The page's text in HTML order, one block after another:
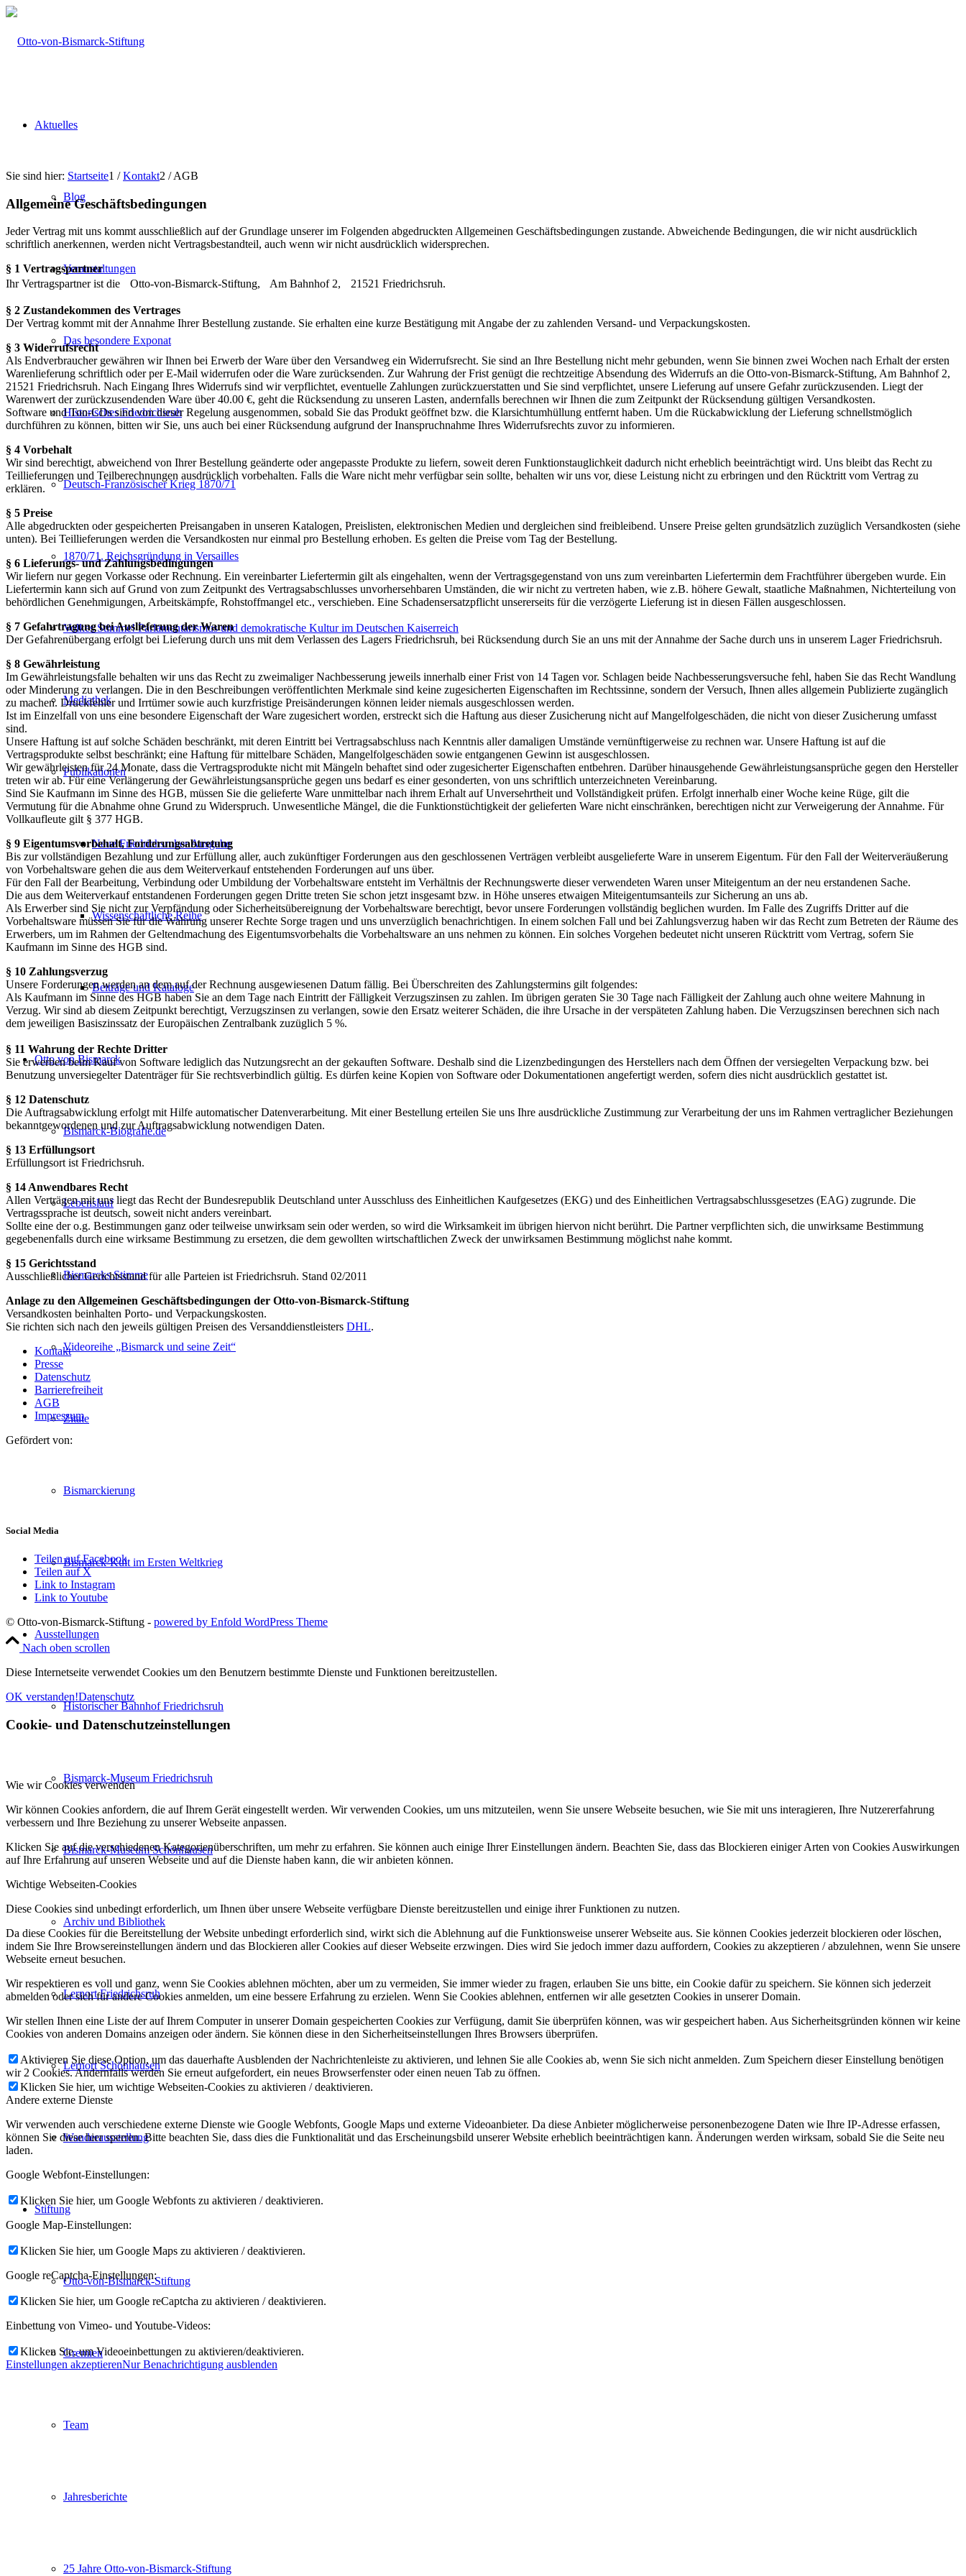
Aktuelles
Blog
Veranstaltungen
Das besondere Exponat
Historisches Friedrichsruh
Deutsch-Französischer Krieg 1870/71
1870/71. Reichsgründung in Versailles
Volkes Stimme! Parlamentarismus und demokratische Kultur im Deutschen Kaiserreich
Mediathek
Publikationen
Neue Friedrichsruher Ausgabe
Wissenschaftliche Reihe
Beiträge und Kataloge
Otto von Bismarck
Bismarck-Biografie.de
Lebenslauf
Bismarcks Stimme
Videoreihe „Bismarck und seine Zeit“
Zitate
Bismarckierung
Bismarck-Kult im Ersten Weltkrieg
Ausstellungen
Historischer Bahnhof Friedrichsruh
Bismarck-Museum Friedrichsruh
Bismarck-Museum Schönhausen
Archiv und Bibliothek
Lernort Friedrichsruh
Lernort Schönhausen
Wanderausstellung
Stiftung
Otto-von-Bismarck-Stiftung
Gremien
Team
Jahresberichte
25 Jahre Otto-von-Bismarck-Stiftung
Sie sind hier: Startseite1 / Kontakt2 / AGB
Allgemeine Geschäftsbedingungen
Jeder Vertrag mit uns kommt ausschließlich auf der Grundlage unserer im Folgenden abgedruckten Allgemeinen Geschäftsbedingungen zustande. Abweichende Bedingungen, die wir nicht ausdrücklich
schriftlich anerkennen, werden nicht Vertragsbestandteil, auch wenn wir nicht ausdrücklich widersprechen.
§ 1 Vertragspartner
Ihr Vertragspartner ist die Otto-von-Bismarck-Stiftung, Am Bahnhof 2, 21521 Friedrichsruh.
§ 2 Zustandekommen des Vertrages
Der Vertrag kommt mit der Annahme Ihrer Bestellung zustande. Sie erhalten eine kurze Bestätigung mit Angabe der zu zahlenden Versand- und Verpackungskosten.
§ 3 Widerrufsrecht
Als Endverbraucher gewähren wir Ihnen bei Erwerb der Ware über den Versandweg ein Widerrufsrecht. Sie sind an Ihre Bestellung nicht mehr gebunden, wenn Sie binnen zwei Wochen nach Erhalt der ersten
Warenlieferung schriftlich oder per E-Mail widerrufen oder die Ware zurücksenden. Zur Wahrung der Frist genügt die rechtzeitige Absendung des Widerrufs an die Otto-von-Bismarck-Stiftung, Am Bahnhof 2,
21521 Friedrichsruh. Nach Eingang Ihres Widerrufs sind wir verpflichtet, eventuelle Zahlungen zurückzuerstatten und Sie sind verpflichtet, unsere Lieferung auf unsere Gefahr zurückzusenden. Liegt der
Warenwert der zurückzusendenden Ware über 40.00 €, geht die Rücksendung zu unseren Lasten, andernfalls berechnen wir Ihnen die zum Zeitpunkt der Rücksendung gültigen Versandkosten.
Software und Ton-CDs sind von dieser Regelung ausgenommen, sobald Sie das Produkt geöffnet bzw. die Klarsichtumhüllung entfernt haben. Um die Rückabwicklung der Lieferung schnellstmöglich
durchführen zu können, bitten wir Sie, uns auch bei einer Rücksendung aufgrund der Inanspruchnahme Ihres Widerrufsrechts zuvor zu informieren.
§ 4 Vorbehalt
Wir sind berechtigt, abweichend von Ihrer Bestellung geänderte oder angepasste Produkte zu liefern, soweit deren Funktionstauglichkeit dadurch nicht erheblich beeinträchtigt wird. Uns bleibt das Recht zu
Teillieferungen und Teilberechnungen ausdrücklich vorbehalten. Falls die Ware nicht mehr verfügbar sein sollte, behalten wir uns vor, diese Leistung nicht zu erbringen und den Rücktritt vom Vertrag zu
erklären.
§ 5 Preise
Alle abgedruckten oder gespeicherten Preisangaben in unseren Katalogen, Preislisten, elektronischen Medien und dergleichen sind freibleibend. Unsere Preise gelten grundsätzlich zuzüglich Versandkosten (siehe
unten). Bei Teillieferungen werden die Versandkosten nur einmal pro Bestellung erhoben. Es gelten die Preise vom Tag der Bestellung.
§ 6 Lieferungs- und Zahlungsbedingungen
Wir liefern nur gegen Vorkasse oder Rechnung. Ein vereinbarter Liefertermin gilt als eingehalten, wenn der Vertragsgegenstand von uns zum vereinbarten Liefertermin dem Frachtführer übergeben wurde. Ein
Liefertermin kann sich auf Grund von zum Zeitpunkt des Vertragsabschlusses unvorhersehbaren Umständen, die wir nicht zu vertreten haben, wie z.B. höhere Gewalt, staatliche Maßnahmen, Nichterteilung von
behördlichen Genehmigungen, Arbeitskämpfe, Rohstoffmangel etc., verschieben. Eine Schadensersatzpflicht unsererseits für die verzögerte Lieferung ist in diesen Fällen ausgeschlossen.
§ 7 Gefahrtragung bei Auslieferung der Waren
Der Gefahrenübergang erfolgt bei Lieferung durch uns mit dem Verlassen des Lagers Friedrichsruh, bei Rücksendung durch Sie an uns mit der Annahme der Sache durch uns in unserem Lager Friedrichsruh.
§ 8 Gewährleistung
Im Gewährleistungsfalle behalten wir uns das Recht zu zweimaliger Nachbesserung jeweils innerhalb einer Frist von 14 Tagen vor. Schlagen beide Nachbesserungsversuche fehl, haben Sie das Recht Wandlung
oder Minderung zu verlangen. Die in den Beschreibungen veröffentlichten Merkmale sind keine zugesicherten Eigenschaften im Rechtssinne, sondern der Versuch, Ihnen alles allgemein Publizierte zugänglich
zu machen. Druckfehler und Irrtümer sowie auch kurzfristige Preisänderungen können leider niemals ausgeschlossen werden.
Ist im Einzelfall von uns eine besondere Eigenschaft der Ware zugesichert worden, erstreckt sich die Haftung aus dieser Zusicherung nicht auf Mangelfolgeschäden, die nicht von dieser Zusicherung umfasst
sind.
Unsere Haftung ist auf solche Schäden beschränkt, mit deren Eintritt bei Vertragsabschluss nach Kenntnis aller damaligen Umstände vernünftigerweise zu rechnen war. Unsere Haftung ist auf die
Vertragsprodukte selbst beschränkt; eine Haftung für mittelbare Schäden, Mangelfolgeschäden sowie entgangenen Gewinn ist ausgeschlossen.
Wir gewährleisten für 24 Monate, dass die Vertragsprodukte nicht mit Mängeln behaftet sind oder zugesicherter Eigenschaften entbehren. Darüber hinausgehende Gewährleistungsansprüche gegen den Hersteller
treten wir ab. Für eine Verlängerung der Gewährleistungsansprüche gegen uns bedarf es einer gesonderten, von uns schriftlich unterzeichneten Vereinbarung.
Sind Sie Kaufmann im Sinne des HGB, müssen Sie die gelieferte Ware unmittelbar nach ihrem Erhalt auf Unversehrtheit und Vollständigkeit prüfen. Erfolgt innerhalb einer Woche keine Rüge, gilt die
Vermutung für die Abnahme ohne Grund zu Widerspruch. Unwesentliche Mängel, die die Funktionstüchtigkeit der gelieferten Ware nicht einschränken, berechtigen nicht zur Verweigerung der Annahme. Für
Vollkaufleute gilt § 377 HGB.
§ 9 Eigentumsvorbehalt, Forderungsabtretung
Bis zur vollständigen Bezahlung und zur Erfüllung aller, auch zukünftiger Forderungen aus den geschlossenen Verträgen verbleibt ausgelieferte Ware in unserem Eigentum. Für den Fall der Weiterveräußerung
von Vorbehaltsware gehen die aus dem Weiterverkauf entstehenden Forderungen auf uns über.
Für den Fall der Bearbeitung, Verbindung oder Umbildung der Vorbehaltsware entsteht im Verhältnis der Rechnungswerte dieser verwendeten Waren unser Miteigentum an der neu erstandenen Sache.
Die aus dem Weiterverkauf entstandenen Forderungen gegen Dritte treten Sie schon jetzt insgesamt bzw. in Höhe unseres etwaigen Miteigentumsanteils zur Sicherung an uns ab.
Als Erwerber sind Sie nicht zur Verpfändung oder Sicherheitsübereignung der Vorbehaltsware berechtigt, bevor unsere Forderungen vollständig beglichen wurden. Im Falle des Zugriffs Dritter auf die
Vorbehaltsware müssen Sie für die Wahrung unserer Rechte Sorge tragen und uns unverzüglich benachrichtigen. In einem solchen Fall und bei Zahlungsverzug haben wir das Recht zum Betreten der Räume des
Erwerbers, um im Rahmen der Geltendmachung des Eigentumsvorbehalts die Vorbehaltsware an uns nehmen zu können. Ein solches Vorgehen bedeutet nicht unseren Rücktritt vom Vertrag, sofern Sie
Kaufmann im Sinne des HGB sind.
§ 10 Zahlungsverzug
Unsere Forderungen werden an dem auf der Rechnung ausgewiesenen Datum fällig. Bei Überschreiten des Zahlungstermins gilt folgendes:
Als Kaufmann im Sinne des HGB haben Sie an dem Tage nach Eintritt der Fälligkeit Verzugszinsen zu zahlen. Im übrigen geraten Sie 30 Tage nach Fälligkeit der Zahlung auch ohne weitere Mahnung in
Verzug. Wir sind ab diesem Zeitpunkt berechtigt, Verzugszinsen zu verlangen, sowie den Ersatz weiterer Schäden, die ihre Ursache in der verspäteten Zahlung haben. Die Verzugszinsen berechnen sich nach
dem jeweiligen Basiszinssatz der Europäischen Zentralbank zuzüglich 5 %.
§ 11 Wahrung der Rechte Dritter
Sie erwerben beim Kauf von Software lediglich das Nutzungsrecht an der gekauften Software. Deshalb sind die Lizenzbedingungen des Herstellers nach dem Öffnen der versiegelten Verpackung bzw. bei
Benutzung unversiegelter Datenträger für Sie rechtsverbindlich gültig. Es dürfen keine Kopien von Software oder Dokumentationen angefertigt werden, sofern dies nicht ausdrücklich gestattet ist.
§ 12 Datenschutz
Die Auftragsabwicklung erfolgt mit Hilfe automatischer Datenverarbeitung. Mit einer Bestellung erteilen Sie uns Ihre ausdrückliche Zustimmung zur Verarbeitung der uns im Rahmen vertraglicher Beziehungen
bekanntgewordenen und zur Auftragsabwicklung notwendigen Daten.
§ 13 Erfüllungsort
Erfüllungsort ist Friedrichsruh.
§ 14 Anwendbares Recht
Allen Verträgen mit uns liegt das Recht der Bundesrepublik Deutschland unter Ausschluss des Einheitlichen Kaufgesetzes (EKG) und des Einheitlichen Vertragsabschlussgesetzes (EAG) zugrunde. Die
Vertragssprache ist deutsch, soweit nicht anders vereinbart.
Sollte eine der o.g. Bestimmungen ganz oder teilweise unwirksam sein oder werden, so wird die Wirksamkeit im übrigen hiervon nicht berührt. Die Partner verpflichten sich, die unwirksame Bestimmung
gegebenenfalls durch eine wirksame Bestimmung zu ersetzen, die dem gewollten wirtschaftlichen Zweck der unwirksamen Bestimmung möglichst nahe kommt.
§ 15 Gerichtsstand
Ausschließlicher Gerichtsstand für alle Parteien ist Friedrichsruh. Stand 02/2011
Anlage zu den Allgemeinen Geschäftsbedingungen der Otto-von-Bismarck-Stiftung
Versandkosten beinhalten Porto- und Verpackungskosten.
Sie richten sich nach den jeweils gültigen Preisen des Versanddienstleisters DHL.
Kontakt
Presse
Datenschutz
Barrierefreiheit
AGB
Impressum
Gefördert von:
Social Media
Teilen auf Facebook
Teilen auf X
Link to Instagram
Link to Youtube
© Otto-von-Bismarck-Stiftung - powered by Enfold WordPress Theme
Nach oben scrollen
Diese Internetseite verwendet Cookies um den Benutzern bestimmte Dienste und Funktionen bereitzustellen.
OK verstanden!Datenschutz
Cookie- und Datenschutzeinstellungen
Wie wir Cookies verwenden
Wir können Cookies anfordern, die auf Ihrem Gerät eingestellt werden. Wir verwenden Cookies, um uns mitzuteilen, wenn Sie unsere Webseite besuchen, wie Sie mit uns interagieren, Ihre Nutzererfahrung
verbessern und Ihre Beziehung zu unserer Webseite anpassen.
Klicken Sie auf die verschiedenen Kategorienüberschriften, um mehr zu erfahren. Sie können auch einige Ihrer Einstellungen ändern. Beachten Sie, dass das Blockieren einiger Arten von Cookies Auswirkungen
auf Ihre Erfahrung auf unseren Webseite und auf die Dienste haben kann, die wir anbieten können.
Wichtige Webseiten-Cookies
Diese Cookies sind unbedingt erforderlich, um Ihnen über unsere Webseite verfügbare Dienste bereitzustellen und einige ihrer Funktionen zu nutzen.
Da diese Cookies für die Bereitstellung der Website unbedingt erforderlich sind, wirkt sich die Ablehnung auf die Funktionsweise unserer Webseite aus. Sie können Cookies jederzeit blockieren oder löschen,
indem Sie Ihre Browsereinstellungen ändern und das Blockieren aller Cookies auf dieser Webseite erzwingen. Dies wird Sie jedoch immer dazu auffordern, Cookies zu akzeptieren / abzulehnen, wenn Sie unsere
Webseite erneut besuchen.
Wir respektieren es voll und ganz, wenn Sie Cookies ablehnen möchten, aber um zu vermeiden, Sie immer wieder zu fragen, erlauben Sie uns bitte, ein Cookie dafür zu speichern. Sie können sich jederzeit
abmelden oder sich für andere Cookies anmelden, um eine bessere Erfahrung zu erzielen. Wenn Sie Cookies ablehnen, entfernen wir alle gesetzten Cookies in unserer Domain.
Wir stellen Ihnen eine Liste der auf Ihrem Computer in unserer Domain gespeicherten Cookies zur Verfügung, damit Sie überprüfen können, was wir gespeichert haben. Aus Sicherheitsgründen können wir keine
Cookies von anderen Domains anzeigen oder ändern. Sie können diese in den Sicherheitseinstellungen Ihres Browsers überprüfen.
Aktivieren Sie diese Option, um das dauerhafte Ausblenden der Nachrichtenleiste zu aktivieren, und lehnen Sie alle Cookies ab, wenn Sie sich nicht anmelden. Zum Speichern dieser Einstellung benötigen
wir 2 Cookies. Andernfalls werden Sie erneut aufgefordert, ein neues Browserfenster oder einen neuen Tab zu öffnen.
Klicken Sie hier, um wichtige Webseiten-Cookies zu aktivieren / deaktivieren.
Andere externe Dienste
Wir verwenden auch verschiedene externe Dienste wie Google Webfonts, Google Maps und externe Videoanbieter. Da diese Anbieter möglicherweise personenbezogene Daten wie Ihre IP-Adresse erfassen,
können Sie diese hier sperren. Bitte beachten Sie, dass dies die Funktionalität und das Erscheinungsbild unserer Website erheblich beeinträchtigen kann. Änderungen werden wirksam, sobald Sie die Seite neu
laden.
Google Webfont-Einstellungen:
Klicken Sie hier, um Google Webfonts zu aktivieren / deaktivieren.
Google Map-Einstellungen:
Klicken Sie hier, um Google Maps zu aktivieren / deaktivieren.
Google reCaptcha-Einstellungen:
Klicken Sie hier, um Google reCaptcha zu aktivieren / deaktivieren.
Einbettung von Vimeo- und Youtube-Videos:
Klicken Sie, um Videoeinbettungen zu aktivieren/deaktivieren.
Einstellungen akzeptierenNur Benachrichtigung ausblenden